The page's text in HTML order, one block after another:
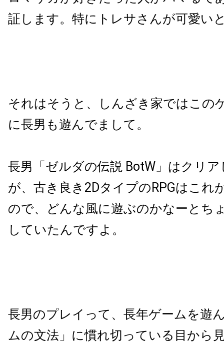
証します。特にトレサさんが可愛い
それはそうと、しんざき家ではこの
に長男も遊んでまして。
長男「ゼルダの伝説 BotW」はクリ
が、古き良き2DタイプのRPGはこれ
ので、どんな風に遊ぶのかなーとち
していたんですよ。
長男のプレイって、長年ゲームを遊
ムの文法」に慣れ切っている目から